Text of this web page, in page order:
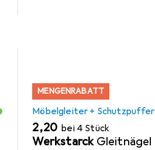
MENGENRABATT
Möbelgleiter + Schutzpuffer
EUR
2,20 bei 4 Stück
Werkstarck Gleitnägel